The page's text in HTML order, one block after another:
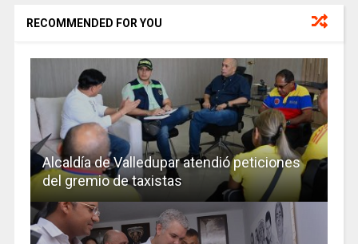
RECOMMENDED FOR YOU
Alcaldía de Valledupar atendió peticiones
del gremio de taxistas